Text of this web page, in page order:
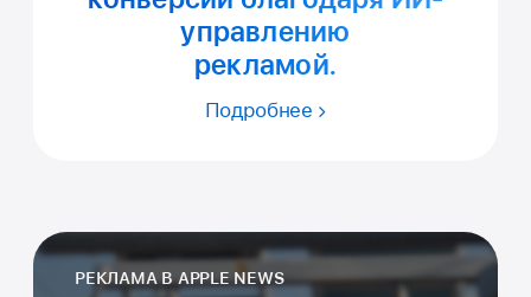
управлению
рекламой.
Подробнее
РЕКЛАМА В APPLE NEWS